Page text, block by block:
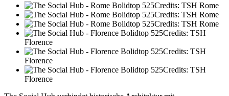
Credits: TSH Rome
Credits: TSH Rome
Credits: TSH Rome
Credits: TSH
Florence
Credits: TSH
Florence
Credits: TSH
Florence